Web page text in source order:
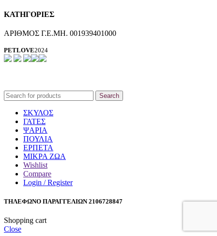
ΚΑΤΗΓΟΡΙΕΣ
ΑΡΙΘΜΟΣ Γ.Ε.ΜΗ. 001939401000
PETLOVE2024
Search
ΣΚΥΛΟΣ
ΓΑΤΕΣ
ΨΑΡΙΑ
ΠΟΥΛΙΑ
ΕΡΠΕΤΑ
ΜΙΚΡΑ ΖΩΑ
Wishlist
Compare
Login / Register
ΤΗΛΕΦΩΝΟ ΠΑΡΑΓΓΕΛΙΩΝ 2106728847
Shopping cart
Close